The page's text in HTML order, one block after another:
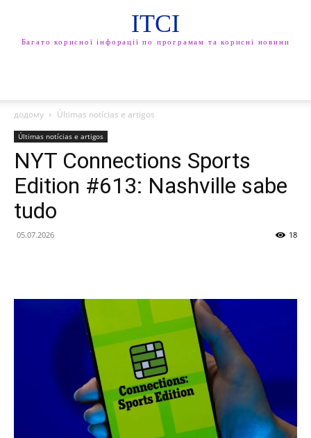
ITCI
Багато корисної інфорації по програмам та корисні новини
додому Últimas notícias e artigos
Últimas notícias e artigos
NYT Connections Sports
Edition #613: Nashville sabe
tudo
05.07.2026 18